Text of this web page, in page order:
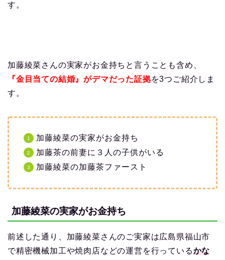
す。
加藤綾菜さんの実家がお金持ちと言うことも含め、
『金目当ての結婚』がデマだった証拠を3つご紹介しま
す。
加藤綾菜の実家がお金持ち
加藤茶の前妻に３人の子供がいる
加藤綾菜の加藤茶ファースト
加藤綾菜の実家がお金持ち
前述した通り、加藤綾菜さんのご実家は広島県福山市
で精密機械加工や焼肉店などの運営を行っているかな